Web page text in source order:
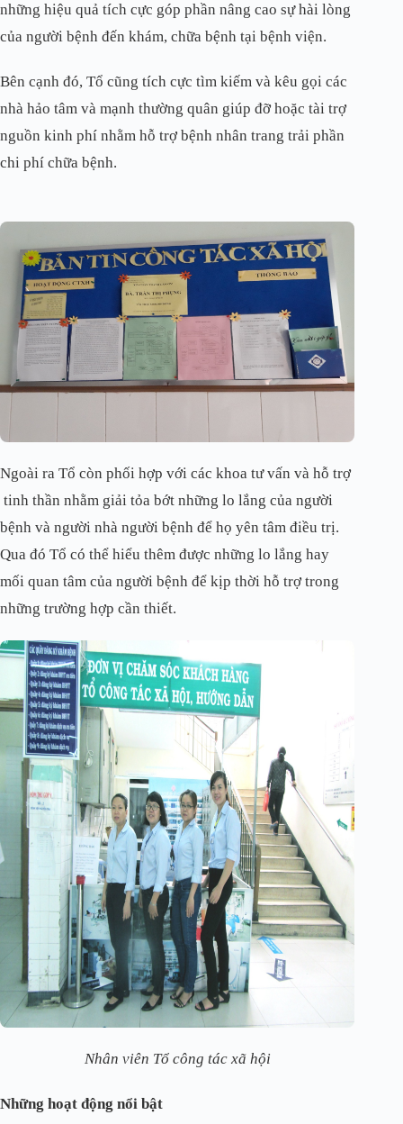
những hiệu quả tích cực góp phần nâng cao sự hài lòng
của người bệnh đến khám, chữa bệnh tại bệnh viện.
Bên cạnh đó, Tổ cũng tích cực tìm kiếm và kêu gọi các
nhà hảo tâm và mạnh thường quân giúp đỡ hoặc tài trợ
nguồn kinh phí nhằm hỗ trợ bệnh nhân trang trải phần
chi phí chữa bệnh.
Ngoài ra Tổ còn phối hợp với các khoa tư vấn và hỗ trợ
tinh thần nhằm giải tỏa bớt những lo lắng của người
bệnh và người nhà người bệnh để họ yên tâm điều trị.
Qua đó Tổ có thể hiểu thêm được những lo lắng hay
mối quan tâm của người bệnh để kịp thời hỗ trợ trong
những trường hợp cần thiết.
Nhân viên Tổ công tác xã hội
Những hoạt động nổi bật